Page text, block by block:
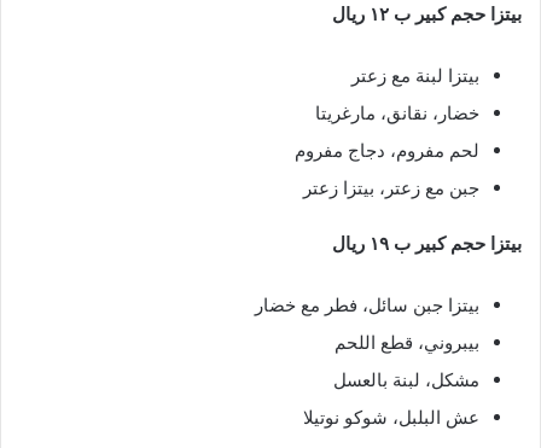
بيتزا حجم كبير ب ١٢ ريال
بيتزا لبنة مع زعتر
خضار، نقانق، مارغريتا
لحم مفروم، دجاج مفروم
جبن مع زعتر، بيتزا زعتر
بيتزا حجم كبير ب ١٩ ريال
بيتزا جبن سائل، فطر مع خضار
بيبروني، قطع اللحم
مشكل، لبنة بالعسل
عش البلبل، شوكو نوتيلا